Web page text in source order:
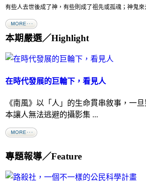
有些人去世後成了神，有些則成了祖先或孤魂；神鬼
本期嚴選／Highlight
在時代發展的巨輪下，看見人
《南風》以「人」的生命貫串敘事，一
本讓人無法逃避的攝影集 ...
專題報導／Feature